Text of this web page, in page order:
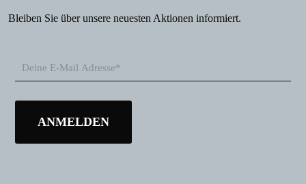
Bleiben Sie über unsere neuesten Aktionen informiert.